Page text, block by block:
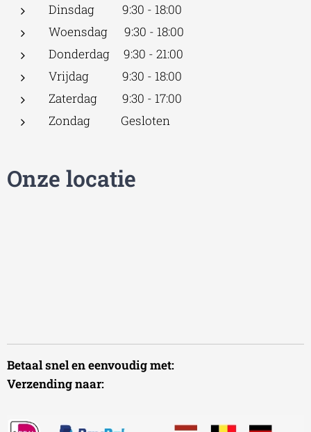
Dinsdag 9:30 - 18:00
Woensdag 9:30 - 18:00
Donderdag 9:30 - 21:00
Vrijdag 9:30 - 18:00
Zaterdag 9:30 - 17:00
Zondag Gesloten
Onze locatie
Betaal snel en eenvoudig met:
Verzending naar: